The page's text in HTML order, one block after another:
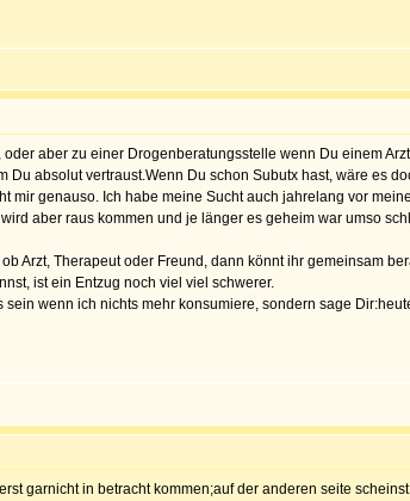
aber zu einer Drogenberatungsstelle wenn Du einem
absolut vertraust.Wenn Du schon Subutx hast, wäre es
mir genauso. Ich habe meine Sucht auch jahrelang vor
aber raus kommen und je länger es geheim war umso
Arzt, Therapeut oder Freund, dann könnt ihr gemeinsam
ist ein Entzug noch viel viel schwerer.
wenn ich nichts mehr konsumiere, sondern sage
garnicht in betracht kommen;auf der anderen seite